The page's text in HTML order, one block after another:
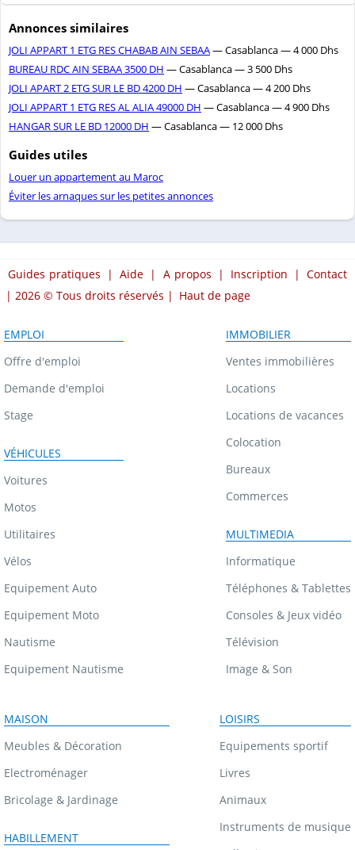
Annonces similaires
JOLI APPART 1 ETG RES CHABAB AIN SEBAA— Casablanca — 4 000 Dhs
BUREAU RDC AIN SEBAA 3500 DH — Casablanca — 3 500 Dhs
JOLI APART 2 ETG SUR LE BD 4200 DH — Casablanca — 4 200 Dhs
JOLI APPART 1 ETG RES AL ALIA 49000 DH — Casablanca — 4 900 Dhs
HANGAR SUR LE BD 12000 DH — Casablanca — 12 000 Dhs
Guides utiles
Louer un appartement au Maroc
Éviter les arnaques sur les petites annonces
Guides pratiques | Aide | A propos | Inscription | Contact
| 2026 © Tous droits réservés | Haut de page
EMPLOI
Offre d'emploi
Demande d'emploi
Stage
VÉHICULES
Voitures
Motos
Utilitaires
Vélos
Equipement Auto
Equipement Moto
Nautisme
Equipement Nautisme
IMMOBILIER
Ventes immobilières
Locations
Locations de vacances
Colocation
Bureaux
Commerces
MULTIMEDIA
Informatique
Téléphones & Tablettes
Consoles & Jeux vidéo
Télévision
Image & Son
MAISON
Meubles & Décoration
Electroménager
Bricolage & Jardinage
HABILLEMENT
LOISIRS
Equipements sportif
Livres
Animaux
Instruments de musique